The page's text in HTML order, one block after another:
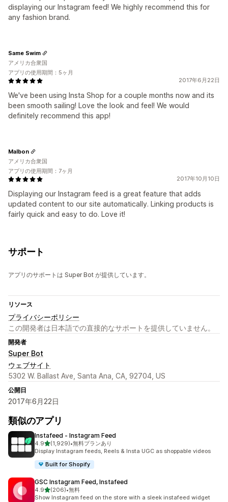
displaying our Instagram feed! We highly recommend this for
any fashion brand.
2017年6月22日
We've been using Insta Shop for a couple months now and its
been smooth sailing! Love the look and feel! We would
definitely recommend this app!
Same Swim
アメリカ合衆国
アプリの使用期間：5ヶ月
2017年10月10日
Displaying our Instagram feed is a great feature that adds
updated content to our site automatically. Linking products is
fairly quick and easy to do. Love it!
Malbon
アメリカ合衆国
アプリの使用期間：7ヶ月
サポート
アプリのサポートは Super Bot が提供しています。
リソース
プライバシーポリシー
この開発者は日本語での直接的なサポートを提供していません。
開発者
Super Bot
ウェブサイト
5302 W. Ballast Ave, Santa Ana, CA, 92704, US
公開日
2017年6月22日
類似のアプリ
Instafeed ‑ Instagram Feed
4.95つ星中
(1,929)
合計レビュー数：1929件
•無料プランあり
Display Instagram feeds, Reels & Insta UGC as shoppable videos
Built for Shopify
GSC Instagram Feed, Instafeed
4.95つ星中
(206)
合計レビュー数：206件
•無料
Show Instagram feed on the store with a sleek instafeed widget